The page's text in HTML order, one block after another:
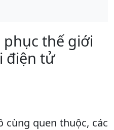
phục thế giới
điện tử
cùng quen thuộc, các